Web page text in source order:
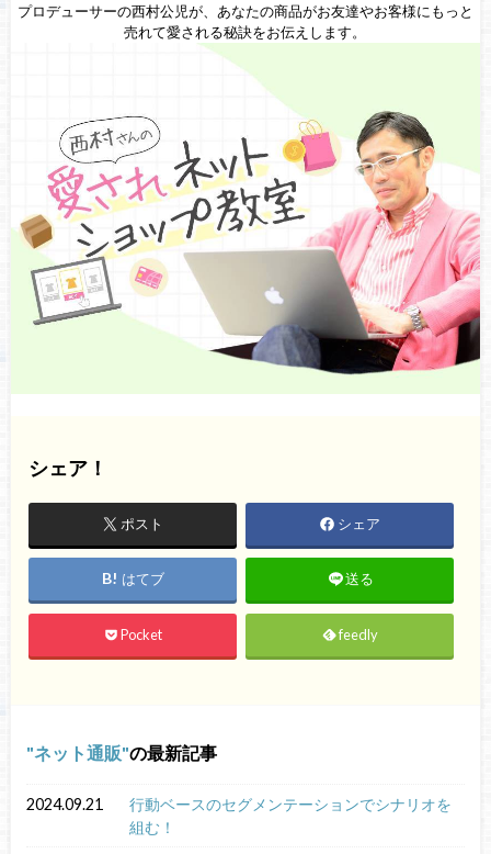
プロデューサーの西村公児が、あなたの商品がお友達やお客様にもっと
売れて愛される秘訣をお伝えします。
シェア！
ポスト シェア
はてブ 送る
Pocket feedly
ネット通販 の最新記事
2024.09.21
行動ベースのセグメンテーションでシナリオを
組む！